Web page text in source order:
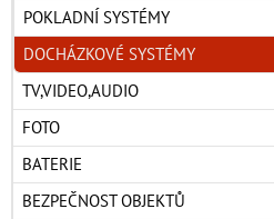
POKLADNÍ SYSTÉMY
DOCHÁZKOVÉ SYSTÉMY
TV,VIDEO,AUDIO
FOTO
BATERIE
BEZPEČNOST OBJEKTŮ